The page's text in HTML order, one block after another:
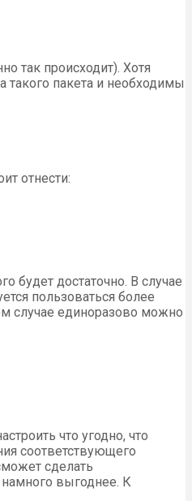
так происходит). Хотя
такого пакета и необходимы
отнести:
будет достаточно. В случае
пользоваться более
случае единоразово можно
что угодно, что
соответствующего
сделать
намного выгоднее. К